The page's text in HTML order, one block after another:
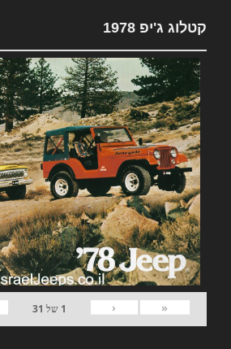
קטלוג ג'יפ 1978
«
‹
1 של 31